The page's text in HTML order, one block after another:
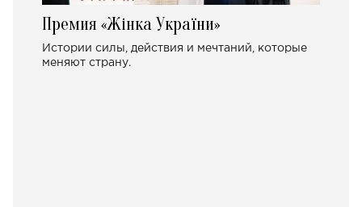
Премия «Жінка України»
Истории силы, действия и мечтаний, которые
меняют страну.